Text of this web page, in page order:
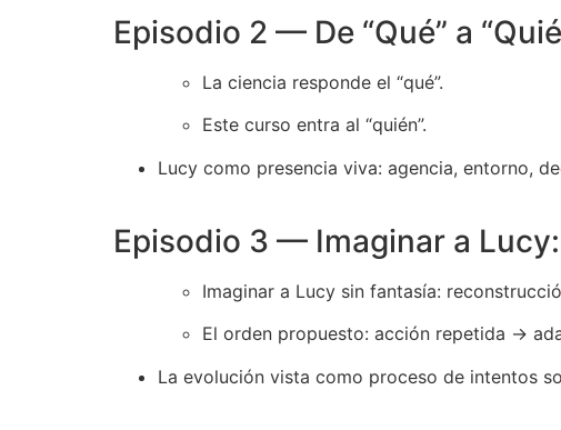
Episodio 2 — De “Qué” a
La ciencia responde el “qué”.
Este curso entra al “quién”.
Lucy como presencia viva: agencia, entorno,
Episodio 3 — Imaginar a
Imaginar a Lucy sin fantasía:
El orden propuesto: acción repetida →
La evolución vista como proceso de intentos